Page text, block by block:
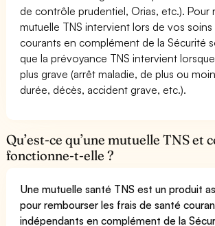
de contrôle prudentiel, Orias, etc.). Pour
mutuelle TNS intervient lors de vos
courants en complément de la Sécurité
que la prévoyance TNS intervient
plus grave (arrêt maladie, de plus ou
durée, décès, accident grave, etc.).
Qu’est-ce qu’une mutuelle TNS et
fonctionne-t-elle ?
Une mutuelle santé TNS est un produit
pour rembourser les frais de santé
indépendants en complément de la